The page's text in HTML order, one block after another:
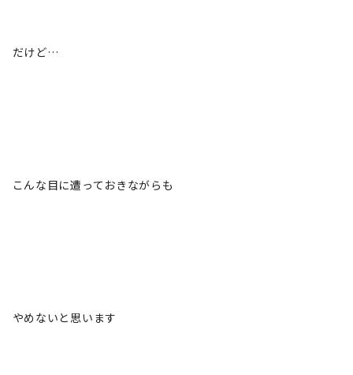
だけど…
こんな目に遭っておきながらも
やめないと思います